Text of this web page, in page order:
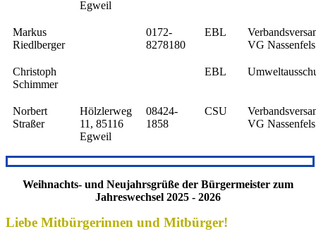
Egweil
Markus
Riedlberger
0172-
8278180
EBL
VG Nassenfels
Christoph
Schimmer
EBL
Norbert
Straßer
Hölzlerweg
11, 85116
Egweil
08424-
1858
CSU
VG Nassenfels
Weihnachts- und Neujahrsgrüße der Bürgermeister zum
Jahreswechsel 2025 - 2026
Liebe Mitbürgerinnen und Mitbürger!